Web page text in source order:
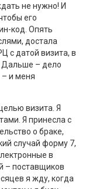
не нужно! И
его
код. Опять
достала
с датой визита, в
Дальше – дело
– и меня
визита. Я
Я принесла с
о браке,
случай форму 7,
в
– поставщиков
я жду, когда